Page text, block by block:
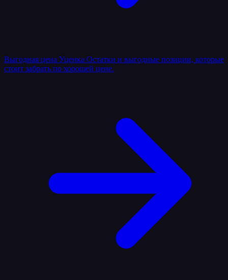
Выгодная цена Уценка Остатки и выгодные позиции, которые
стоит забрать по хорошей цене.